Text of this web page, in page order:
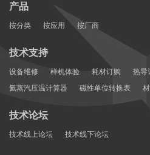
产品
按分类 按应用 按厂商
技术支持
设备维修 样机体验 耗材订购 热导
氦蒸汽压温计算器
磁性单位转换表
技术论坛
技术线上论坛 技术线下论坛